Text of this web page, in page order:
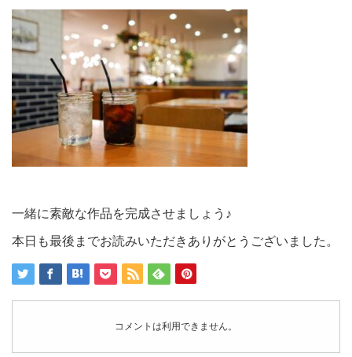
一緒に素敵な作品を完成させましょう♪
本日も最後までお読みいただきありがとうございました。
コメントは利用できません。